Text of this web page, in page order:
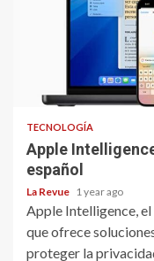
TECNOLOGÍA
Apple
español
La Revue 1 year ago
Apple Intelligence,
que ofrece
proteger la